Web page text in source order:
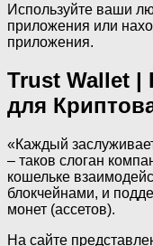
Используйте ваши
приложения или
приложения.
Trust Wallet
для
«Каждый
– таков слоган
кошельке
блокчейнами, и
монет (ассетов).
На сайте